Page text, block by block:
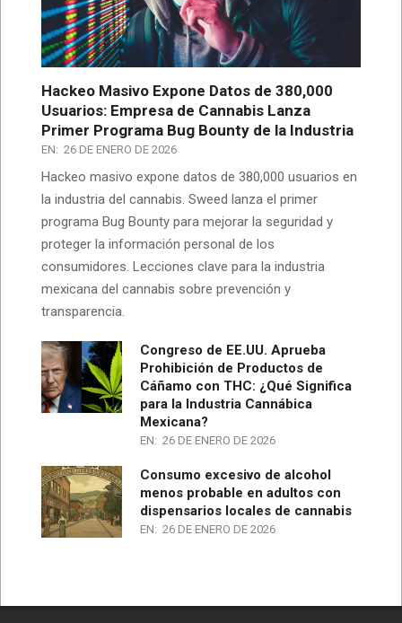
Hackeo Masivo Expone Datos de 380,000
Usuarios: Empresa de Cannabis Lanza
Primer Programa Bug Bounty de la Industria
EN: 26 DE ENERO DE 2026
Hackeo masivo expone datos de 380,000 usuarios en
la industria del cannabis. Sweed lanza el primer
programa Bug Bounty para mejorar la seguridad y
proteger la información personal de los
consumidores. Lecciones clave para la industria
mexicana del cannabis sobre prevención y
transparencia.
Congreso de EE.UU. Aprueba
Prohibición de Productos de
Cáñamo con THC: ¿Qué Significa
para la Industria Cannábica
Mexicana?
EN: 26 DE ENERO DE 2026
Consumo excesivo de alcohol
menos probable en adultos con
dispensarios locales de cannabis
EN: 26 DE ENERO DE 2026